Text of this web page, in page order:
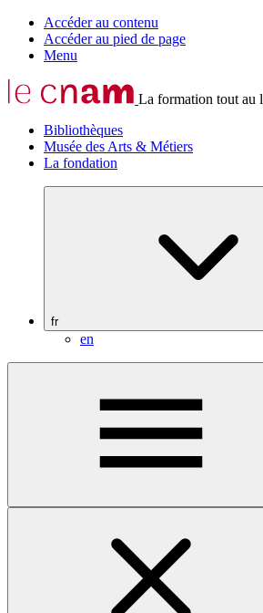
Accéder au contenu
Accéder au pied de page
Menu
La formation tout au
Bibliothèques
Musée des Arts & Métiers
La fondation
fr
en